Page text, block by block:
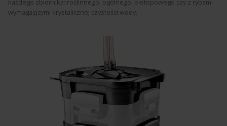
każdego zbiornika: roślinnego, ogólnego, biotopowego czy z rybami
wymagającymi krystalicznej czystości wody.